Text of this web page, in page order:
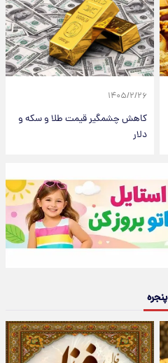
۱۴۰۵/۲/۲۶
کاهش چشمگیر قیمت طلا و سکه و
دلار
پنجره